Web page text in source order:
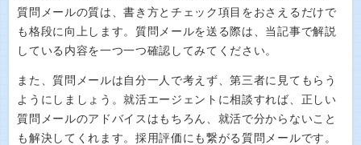
質問メールの質は、書き方とチェック項目をおさえるだけで
も格段に向上します。質問メールを送る際は、当記事で解説
している内容を一つ一つ確認してみてください。
また、質問メールは自分一人で考えず、第三者に見てもらう
ようにしましょう。就活エージェントに相談すれば、正しい
質問メールのアドバイスはもちろん、就活で分からないこと
も解決してくれます。採用評価にも繋がる質問メールです。